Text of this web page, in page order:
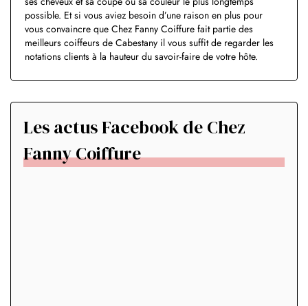
possible. Et si vous aviez besoin d’une raison en plus pour
vous convaincre que Chez Fanny Coiffure fait partie des
meilleurs coiffeurs de Cabestany il vous suffit de regarder les
notations clients à la hauteur du savoir-faire de votre hôte.
Les actus Facebook de Chez
Fanny Coiffure